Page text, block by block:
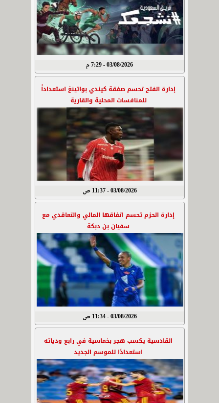
03/08/2026 - 7:29 م
إدارة الفتح تحسم صفقة كيندي بواتينغ استعداداً
للمنافسات المحلية والقارية
03/08/2026 - 11:37 ص
إدارة الحزم تحسم اتفاقها المالي والتعاقدي مع
سفيان بن دبكة
03/08/2026 - 11:34 ص
القادسية يكسب هجر بخماسية في رابع ودياته
استعدادًا للموسم الجديد